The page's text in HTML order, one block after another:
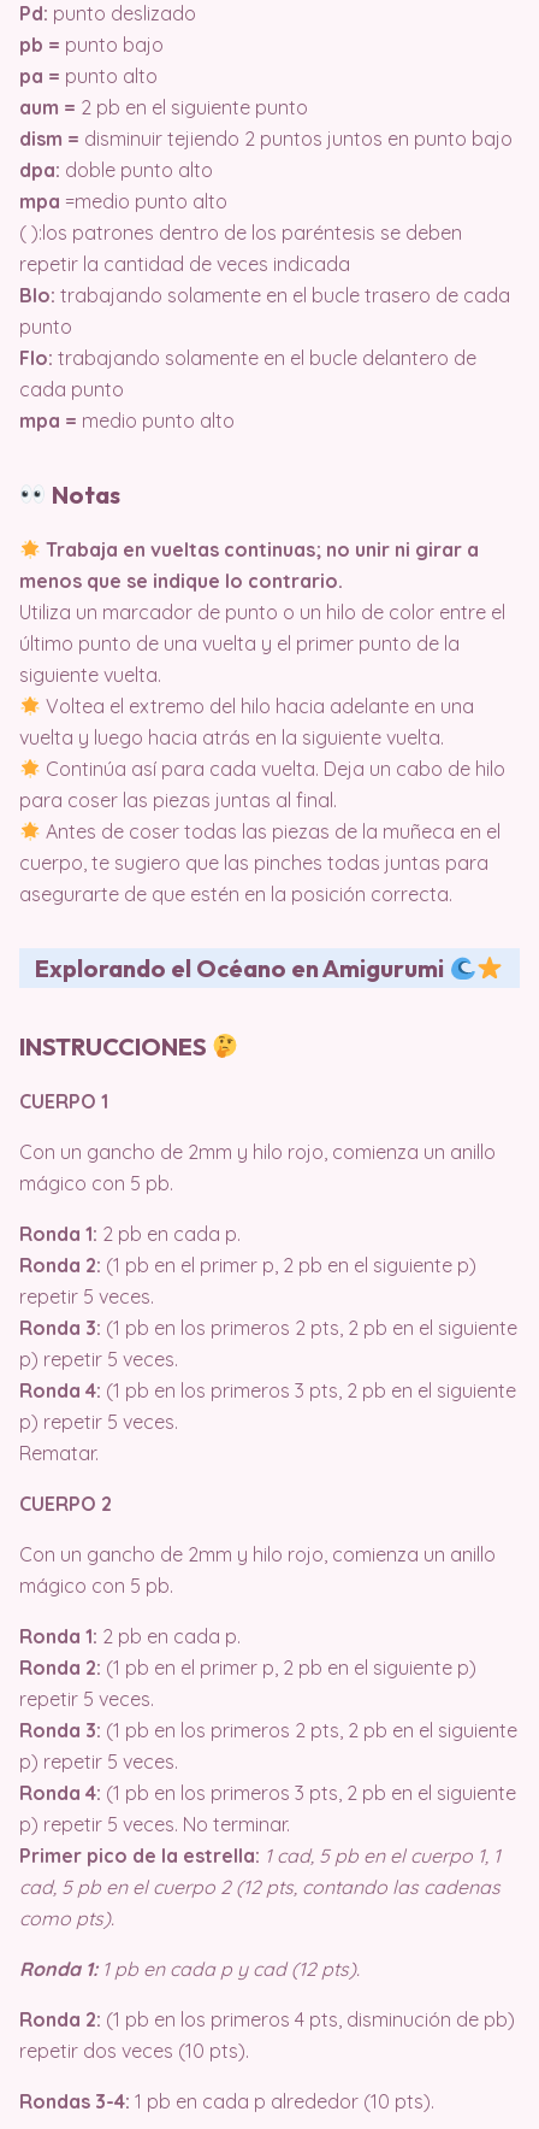
Pd: punto deslizado
pb = punto bajo
pa = punto alto
aum = 2 pb en el siguiente punto
dism = disminuir tejiendo 2 puntos juntos en punto bajo
dpa: doble punto alto
mpa =medio punto alto
( ):los patrones dentro de los paréntesis se deben
repetir la cantidad de veces indicada
Blo: trabajando solamente en el bucle trasero de cada
punto
Flo: trabajando solamente en el bucle delantero de
cada punto
mpa = medio punto alto
Notas
Trabaja en vueltas continuas; no unir ni girar a
menos que se indique lo contrario.
Utiliza un marcador de punto o un hilo de color entre el
último punto de una vuelta y el primer punto de la
siguiente vuelta.
Voltea el extremo del hilo hacia adelante en una
vuelta y luego hacia atrás en la siguiente vuelta.
Continúa así para cada vuelta. Deja un cabo de hilo
para coser las piezas juntas al final.
Antes de coser todas las piezas de la muñeca en el
cuerpo, te sugiero que las pinches todas juntas para
asegurarte de que estén en la posición correcta.
Explorando el Océano en Amigurumi
INSTRUCCIONES
CUERPO 1
Con un gancho de 2mm y hilo rojo, comienza un anillo
mágico con 5 pb.
Ronda 1: 2 pb en cada p.
Ronda 2: (1 pb en el primer p, 2 pb en el siguiente p)
repetir 5 veces.
Ronda 3: (1 pb en los primeros 2 pts, 2 pb en el siguiente
p) repetir 5 veces.
Ronda 4: (1 pb en los primeros 3 pts, 2 pb en el siguiente
p) repetir 5 veces.
Rematar.
CUERPO 2
Con un gancho de 2mm y hilo rojo, comienza un anillo
mágico con 5 pb.
Ronda 1: 2 pb en cada p.
Ronda 2: (1 pb en el primer p, 2 pb en el siguiente p)
repetir 5 veces.
Ronda 3: (1 pb en los primeros 2 pts, 2 pb en el siguiente
p) repetir 5 veces.
Ronda 4: (1 pb en los primeros 3 pts, 2 pb en el siguiente
p) repetir 5 veces. No terminar.
Primer pico de la estrella: 1 cad, 5 pb en el cuerpo 1, 1
cad, 5 pb en el cuerpo 2 (12 pts, contando las cadenas
como pts).
Ronda 1:1 pb en cada p y cad (12 pts).
Ronda 2: (1 pb en los primeros 4 pts, disminución de pb)
repetir dos veces (10 pts).
Rondas 3-4: 1 pb en cada p alrededor (10 pts).